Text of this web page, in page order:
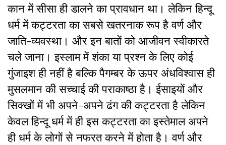
कान में सीसा ही डालने का प्रावधान था। लेकिन हिन्दू
धर्म में कट्टरता का सबसे खतरनाक रूप है वर्ण और
जाति-व्यवस्था। और इन बातों को आजीवन स्वीकारते
चले जाना। इस्लाम में शंका या प्रश्न के लिए कोई
गुंजाइश ही नहीं है बल्कि पैगम्बर के ऊपर अंधविश्वास ही
मुसलमान की सच्चाई की पराकाष्ठा है। ईसाइयों और
सिक्खों में भी अपने-अपने ढंग की कट्टरता है लेकिन
केवल हिन्दू धर्म में ही इस कट्टरता का इस्तेमाल अपने
ही धर्म के लोगों से नफरत करने में होता है। वर्ण और